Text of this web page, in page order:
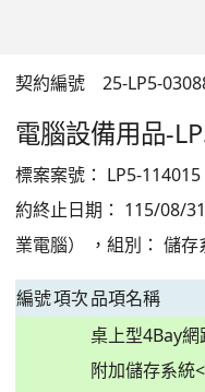
儲存系統設備
契約編號 25-LP5-
電腦設備用品-
標案案號： LP5-
約終止日期： 115/08/
業電腦） ，組別： 儲存
編號項次品項名稱
桌上型4Bay網
附加儲存系統<